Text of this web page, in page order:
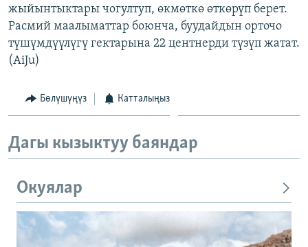
жыйынтыктары чогултуп, өкмөткө өткөрүп берет.
Расмий маалыматтар боюнча, буудайдын орточо
түшүмдүүлүгү гектарына 22 центнерди түзүп жатат.
(AiJu)
Бөлүшүңүз Катталыңыз
Дагы кызыктуу баяндар
Окуялар